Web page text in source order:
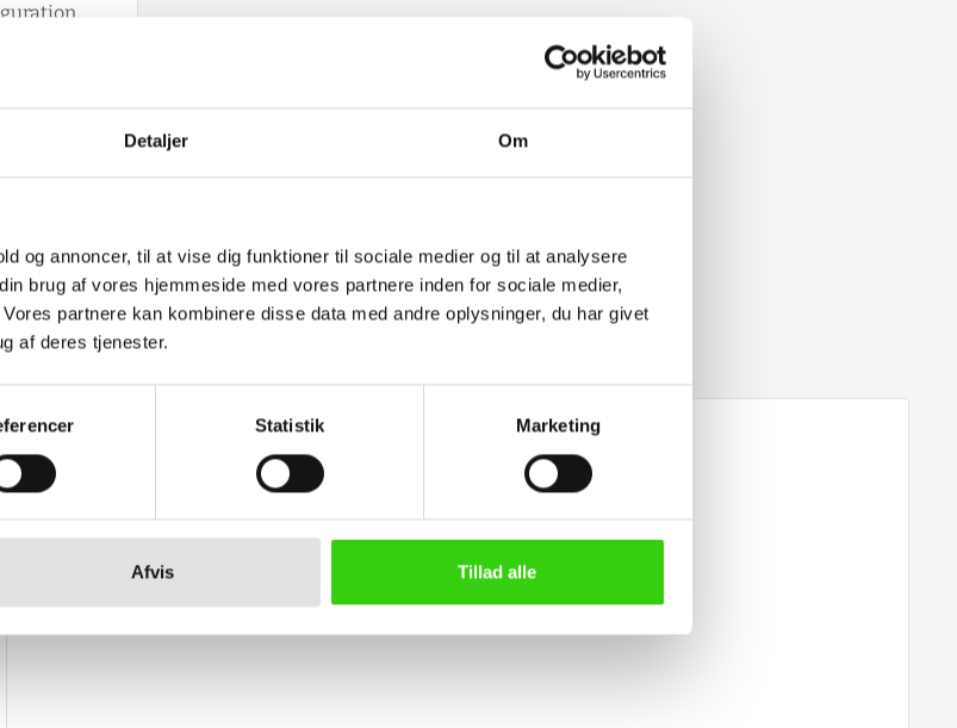
Detaljer Om
og annoncer, til at vise dig funktioner til sociale medier og til at analysere
brug af vores hjemmeside med vores partnere inden for sociale medier,
partnere kan kombinere disse data med andre oplysninger, du har givet
af deres tjenester.
Statistik Marketing
Afvis Tillad alle
som